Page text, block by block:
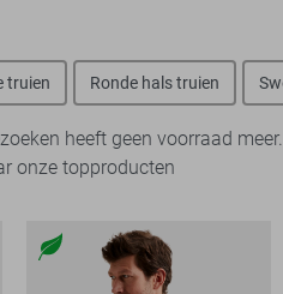
truien Ronde hals truien
heeft geen voorraad meer.
onze topproducten